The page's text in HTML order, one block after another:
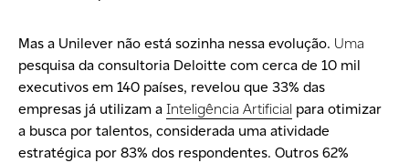
Mas a Unilever não está sozinha nessa evolução. Uma
pesquisa da consultoria Deloitte com cerca de 10 mil
executivos em 140 países, revelou que 33% das
empresas já utilizam aInteligência Artificial para otimizar
a busca por talentos, considerada uma atividade
estratégica por 83% dos respondentes. Outros 62%